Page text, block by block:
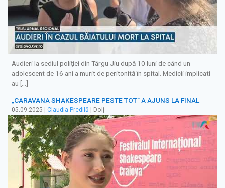
Audieri la sediul poliţiei din Târgu Jiu după 10 luni de când un
adolescent de 16 ani a murit de peritonită în spital. Medicii implicati
au […]
„CARAVANA SHAKESPEARE PESTE TOT” A AJUNS LA FINAL
05.09.2025 Claudia Predilă | Dolj